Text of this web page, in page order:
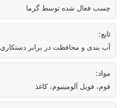
چسب فعال شده توسط گرما
تابع:
آب بندی و محافظت در برابر دستکاری
مواد:
فوم، فویل آلومینیوم، کاغذ